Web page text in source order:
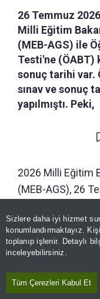
Sizlere daha iyi hizmet
konumlandırmaktayız.
toplanıp işlenir. Detaylı
inceleyebilirsiniz.
Tüm Çerezleri Kabul Et
26 Temmuz
Milli Eğitim
(MEB-AGS) ile
Testi'ne (ÖABT)
sonuç tarihi var.
sınav ve sonuç
yapılmıştı. Peki,
2026 Milli Eğitim
(MEB-AGS), 26
heyecanına
puanlarla
ardından
Millî Eğitim
seçilmesinde ana